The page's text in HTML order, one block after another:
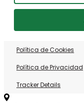
Política de Cookies
Política de Privacidad
Tracker Details